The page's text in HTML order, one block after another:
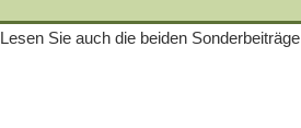
Lesen Sie auch die beiden Sonderbeiträge